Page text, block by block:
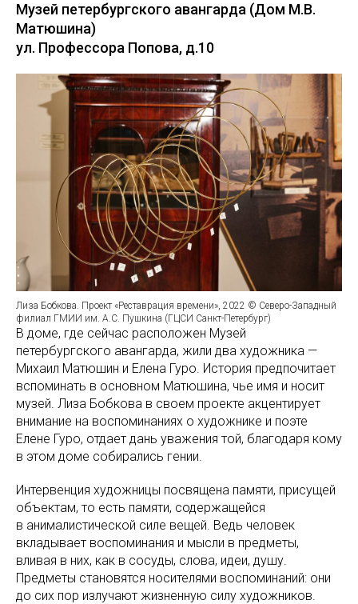
Музей петербургского авангарда (Дом М.В.
Матюшина)
ул. Профессора Попова, д.10
Лиза Бобкова. Проект «Реставрация времени», 2022 © Северо-Западный
филиал ГМИИ им. А.С. Пушкина (ГЦСИ Санкт-Петербург)
В доме, где сейчас расположен Музей
петербургского авангарда, жили два художника —
Михаил Матюшин и Елена Гуро. История предпочитает
вспоминать в основном Матюшина, чье имя и носит
музей. Лиза Бобкова в своем проекте акцентирует
внимание на воспоминаниях о художнике и поэте
Елене Гуро, отдает дань уважения той, благодаря кому
в этом доме собирались гении.
Интервенция художницы посвящена памяти, присущей
объектам, то есть памяти, содержащейся
в анималистической силе вещей. Ведь человек
вкладывает воспоминания и мысли в предметы,
вливая в них, как в сосуды, слова, идеи, душу.
Предметы становятся носителями воспоминаний: они
до сих пор излучают жизненную силу художников.